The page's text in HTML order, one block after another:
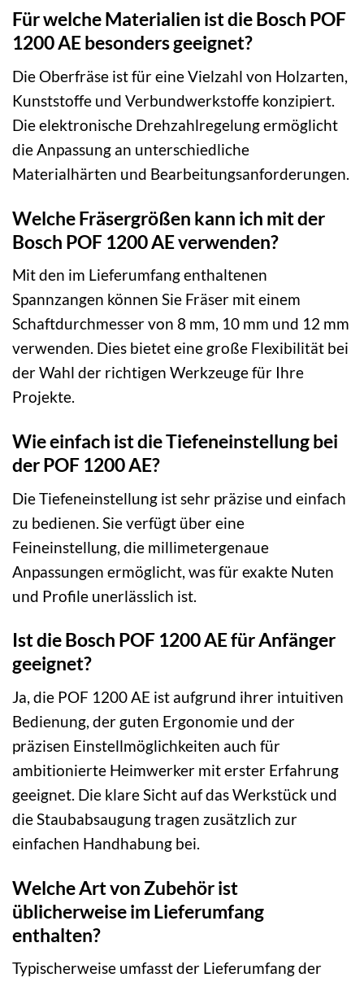
Für welche Materialien ist die Bosch POF
1200 AE besonders geeignet?
Die Oberfräse ist für eine Vielzahl von Holzarten,
Kunststoffe und Verbundwerkstoffe konzipiert.
Die elektronische Drehzahlregelung ermöglicht
die Anpassung an unterschiedliche
Materialhärten und Bearbeitungsanforderungen.
Welche Fräsergrößen kann ich mit der
Bosch POF 1200 AE verwenden?
Mit den im Lieferumfang enthaltenen
Spannzangen können Sie Fräser mit einem
Schaftdurchmesser von 8 mm, 10 mm und 12 mm
verwenden. Dies bietet eine große Flexibilität bei
der Wahl der richtigen Werkzeuge für Ihre
Projekte.
Wie einfach ist die Tiefeneinstellung bei
der POF 1200 AE?
Die Tiefeneinstellung ist sehr präzise und einfach
zu bedienen. Sie verfügt über eine
Feineinstellung, die millimetergenaue
Anpassungen ermöglicht, was für exakte Nuten
und Profile unerlässlich ist.
Ist die Bosch POF 1200 AE für Anfänger
geeignet?
Ja, die POF 1200 AE ist aufgrund ihrer intuitiven
Bedienung, der guten Ergonomie und der
präzisen Einstellmöglichkeiten auch für
ambitionierte Heimwerker mit erster Erfahrung
geeignet. Die klare Sicht auf das Werkstück und
die Staubabsaugung tragen zusätzlich zur
einfachen Handhabung bei.
Welche Art von Zubehör ist
üblicherweise im Lieferumfang
enthalten?
Typischerweise umfasst der Lieferumfang der